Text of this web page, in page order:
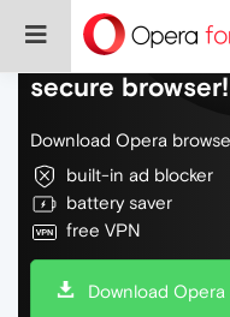
Do more on the
secure browser!
Download Opera
built-in ad blocker
battery saver
free VPN
Download Opera